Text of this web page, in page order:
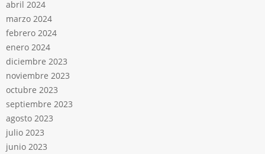
abril 2024
marzo 2024
febrero 2024
enero 2024
diciembre 2023
noviembre 2023
octubre 2023
septiembre 2023
agosto 2023
julio 2023
junio 2023